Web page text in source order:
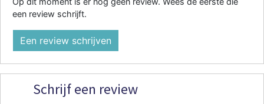
een review schrijft.
Een review schrijven
Schrijf een review